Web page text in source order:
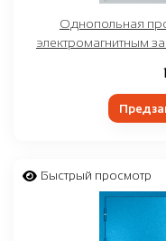
Однопольная
электромагнитным
Быстрый просмотр